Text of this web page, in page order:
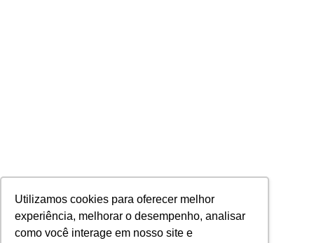
Utilizamos cookies para oferecer melhor
experiência, melhorar o desempenho, analisar
como você interage em nosso site e